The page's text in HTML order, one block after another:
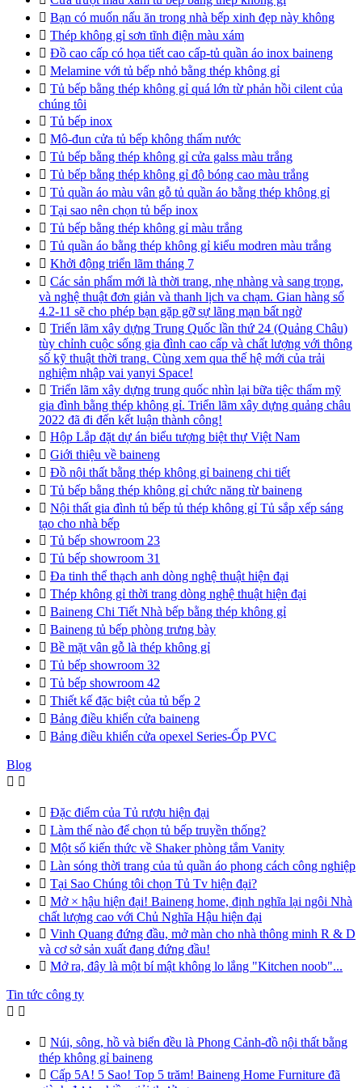
 Bạn có muốn nấu ăn trong nhà bếp xinh đẹp này không
 Thép không gỉ sơn tĩnh điện màu xám
 Đồ cao cấp có họa tiết cao cấp-tủ quần áo inox baineng
 Melamine với tủ bếp nhỏ bằng thép không gỉ
 Tủ bếp bằng thép không gỉ quá lớn từ phản hồi cilent của
chúng tôi
 Tủ bếp inox
 Mô-đun cửa tủ bếp không thấm nước
 Tủ bếp bằng thép không gỉ cửa galss màu trắng
 Tủ bếp bằng thép không gỉ độ bóng cao màu trắng
 Tủ quần áo màu vân gỗ tủ quần áo bằng thép không gỉ
 Tại sao nên chọn tủ bếp inox
 Tủ bếp bằng thép không gỉ màu trắng
 Tủ quần áo bằng thép không gỉ kiểu modren màu trắng
 Khởi động triển lãm tháng 7
 Các sản phẩm mới là thời trang, nhẹ nhàng và sang trọng,
và nghệ thuật đơn giản và thanh lịch va chạm. Gian hàng số
4.2-11 sẽ cho phép bạn gặp gỡ sự lãng mạn bất ngờ
 Triển lãm xây dựng Trung Quốc lần thứ 24 (Quảng Châu)
tùy chỉnh cuộc sống gia đình cao cấp và chất lượng với thông
số kỹ thuật thời trang. Cùng xem qua thế hệ mới của trải
nghiệm nhập vai yanyi Space!
 Triển lãm xây dựng trung quốc nhìn lại bữa tiệc thẩm mỹ
gia đình bằng thép không gỉ. Triển lãm xây dựng quảng châu
2022 đã đi đến kết luận thành công!
 Hộp Lắp đặt dự án biểu tượng biệt thự Việt Nam
 Giới thiệu về baineng
 Đồ nội thất bằng thép không gỉ baineng chi tiết
 Tủ bếp bằng thép không gỉ chức năng từ baineng
 Nội thất gia đình tủ bếp tủ thép không gỉ Tủ sắp xếp sáng
tạo cho nhà bếp
 Tủ bếp showroom 23
 Tủ bếp showroom 31
 Đa tinh thể thạch anh dòng nghệ thuật hiện đại
 Thép không gỉ thời trang dòng nghệ thuật hiện đại
 Baineng Chi Tiết Nhà bếp bằng thép không gỉ
 Baineng tủ bếp phòng trưng bày
 Bề mặt vân gỗ là thép không gỉ
 Tủ bếp showroom 32
 Tủ bếp showroom 42
 Thiết kế đặc biệt của tủ bếp 2
 Bảng điều khiển cửa baineng
 Bảng điều khiển cửa opexel Series-Ốp PVC
Blog
 
 Đặc điểm của Tủ rượu hiện đại
 Làm thế nào để chọn tủ bếp truyền thống?
 Một số kiến thức về Shaker phòng tắm Vanity
 Làn sóng thời trang của tủ quần áo phong cách công nghiệp
 Tại Sao Chúng tôi chọn Tủ Tv hiện đại?
 Mở × hậu hiện đại! Baineng home, định nghĩa lại ngôi Nhà
chất lượng cao với Chủ Nghĩa Hậu hiện đại
 Vinh Quang đứng đầu, mở màn cho nhà thông minh R & D
và cơ sở sản xuất đang đứng đầu!
 Mở ra, đây là một bí mật không lo lắng "Kitchen noob"...
Tin tức công ty
 
 Núi, sông, hồ và biển đều là Phong Cảnh-đồ nội thất bằng
thép không gỉ baineng
 Cấp 5A! 5 Sao! Top 5 trăm! Baineng Home Furniture đã